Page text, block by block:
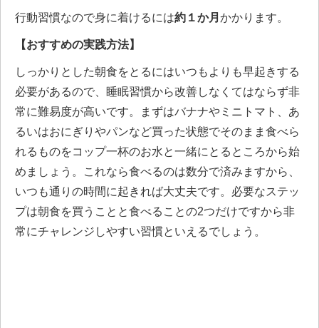
行動習慣なので身に着けるには約１か月 かかります。
【おすすめの実践方法】
しっかりとした朝食をとるにはいつもよりも早起きする
必要があるので、睡眠習慣から改善しなくてはならず非
常に難易度が高いです。まずはバナナやミニトマト、あ
るいはおにぎりやパンなど買った状態でそのまま食べら
れるものをコップ一杯のお水と一緒にとるところから始
めましょう。これなら食べるのは数分で済みますから、
いつも通りの時間に起きれば大丈夫です。必要なステッ
プは朝食を買うことと食べることの2つだけですから非
常にチャレンジしやすい習慣といえるでしょう。